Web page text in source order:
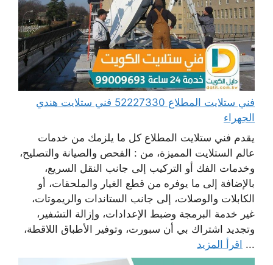
فني ستلايت المطلاع 52227330 فني ستلايت هندي
الجهراء
يقدم فني ستلايت المطلاع كل ما يلزمك من خدمات
عالم الستلايت المميزة، من : الفحص والصيانة والتصليح،
وخدمات الفك أو التركيب إلى جانب النقل السريع،
بالإضافة إلى ما يوفره من قطع الغيار والملحقات، أو
الكابلات والوصلات، إلى جانب الستاندات والريموتات،
غير خدمة البرمجة وضبط الإعدادات، وإزالة التشفير،
وتجديد اشتراك بي أن سبورت، وتوفير الأطباق اللاقطة،
... اقرأ المزيد